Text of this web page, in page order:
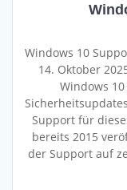
Windows 10
14. Oktober
Windows
Support für
bereits 2015
der Support auf